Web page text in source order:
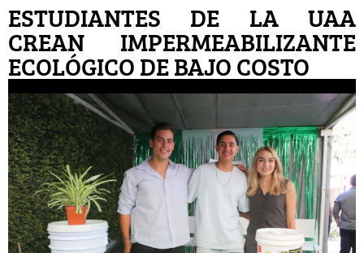
ESTUDIANTES DE LA UAA
CREAN IMPERMEABILIZANTE
ECOLÓGICO DE BAJO COSTO